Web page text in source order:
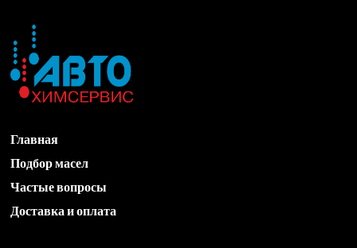
Главная
Подбор масел
Частые вопросы
Доставка и оплата